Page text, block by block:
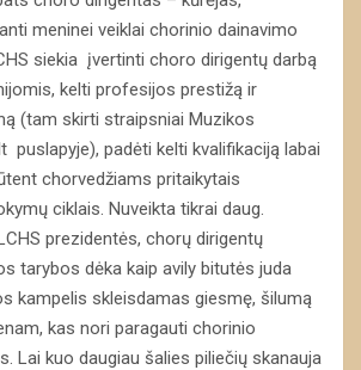
meninei veiklai chorinio dainavimo
siekia įvertinti choro dirigentų darbą
kelti profesijos prestižą ir
(tam skirti straipsniai Muzikos
puslapyje), padėti kelti kvalifikaciją labai
chorvedžiams pritaikytais
ciklais. Nuveikta tikrai daug.
prezidentės, chorų dirigentų
tarybos dėka kaip avily bitutės juda
kampelis skleisdamas giesmę, šilumą
kas nori paragauti chorinio
Lai kuo daugiau šalies piliečių skanauja